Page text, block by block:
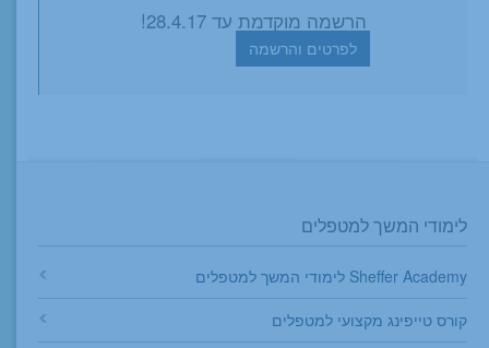
הרשמה מוקדמת עד 28.4.17!
לפרטים והרשמה
לימודי המשך למטפלים
Sheffer Academy לימודי המשך למטפלים
קורס טייפינג מקצועי למטפלים